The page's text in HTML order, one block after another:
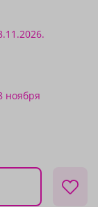
ноября